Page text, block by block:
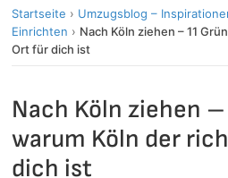
Startseite › Umzugsblog –
Einrichten › Nach Köln ziehen – 11
Ort für dich ist
Nach Köln ziehen –
warum Köln der
dich ist